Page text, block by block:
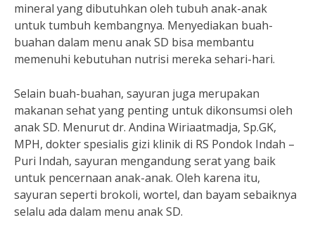
mineral yang dibutuhkan oleh tubuh anak-anak
untuk tumbuh kembangnya. Menyediakan buah-
buahan dalam menu anak SD bisa membantu
memenuhi kebutuhan nutrisi mereka sehari-hari.
Selain buah-buahan, sayuran juga merupakan
makanan sehat yang penting untuk dikonsumsi oleh
anak SD. Menurut dr. Andina Wiriaatmadja, Sp.GK,
MPH, dokter spesialis gizi klinik di RS Pondok Indah –
Puri Indah, sayuran mengandung serat yang baik
untuk pencernaan anak-anak. Oleh karena itu,
sayuran seperti brokoli, wortel, dan bayam sebaiknya
selalu ada dalam menu anak SD.